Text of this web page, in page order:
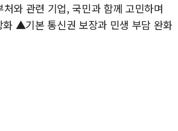
와 관련 기업, 국민과 함께 고민하며
▲기본 통신권 보장과 민생 부담 완화